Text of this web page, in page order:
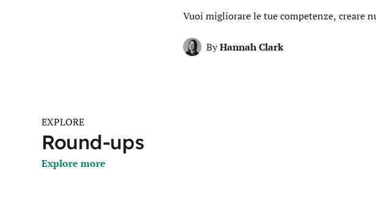
Vuoi migliorare le tue competenze, creare
ByHannah Clark
EXPLORE
Round-ups
Explore more